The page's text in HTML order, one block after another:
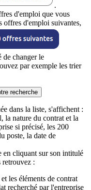
.
d'emploi que vous
offres d'emploi suivantes,
de changer le
par exemple les trier
recherche
dans la liste, s'affichent :
la nature du contrat et la
si précisé, les 200
poste, la date de
en cliquant sur son intitulé
retrouvez :
les éléments de contrat
recherché par l'entreprise